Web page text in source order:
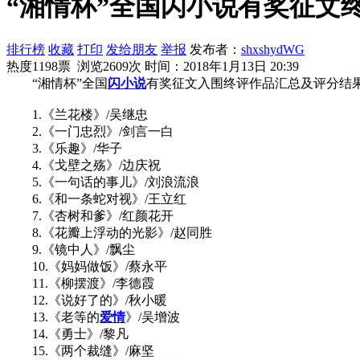
“湘情杯”全国闪小说有奖征文
排行榜 收藏 打印 发给朋友 举报 发布者： shxshydWG
热度1198票 浏览2609次 时间：2018年1月13日 20:39
“湘情杯”全国闪小说有奖征文入围终评作品汇总及评分结
1.《兰花楼》/吴继忠
2.《一门忠烈》/剑言一白
3.《乐趣》/华子
4.《戈壁之殇》/边庆祝
5.《一句话的事儿》/刘浪流浪
6.《和一条蛇对视》/王立红
7.《杏树和爹》/红颜花开
8.《花瓣上浮动的光影》/赵同胜
9.《镜中人》/飘尘
10.《妈妈做饭》/蔡永平
11.《柳摆渡》/李德霞
12.《说好了的》/秋小暖
13.《老等的爱情》/吴增波
14.《勇士》/黎凡
15.《两个裁缝》/麻坚